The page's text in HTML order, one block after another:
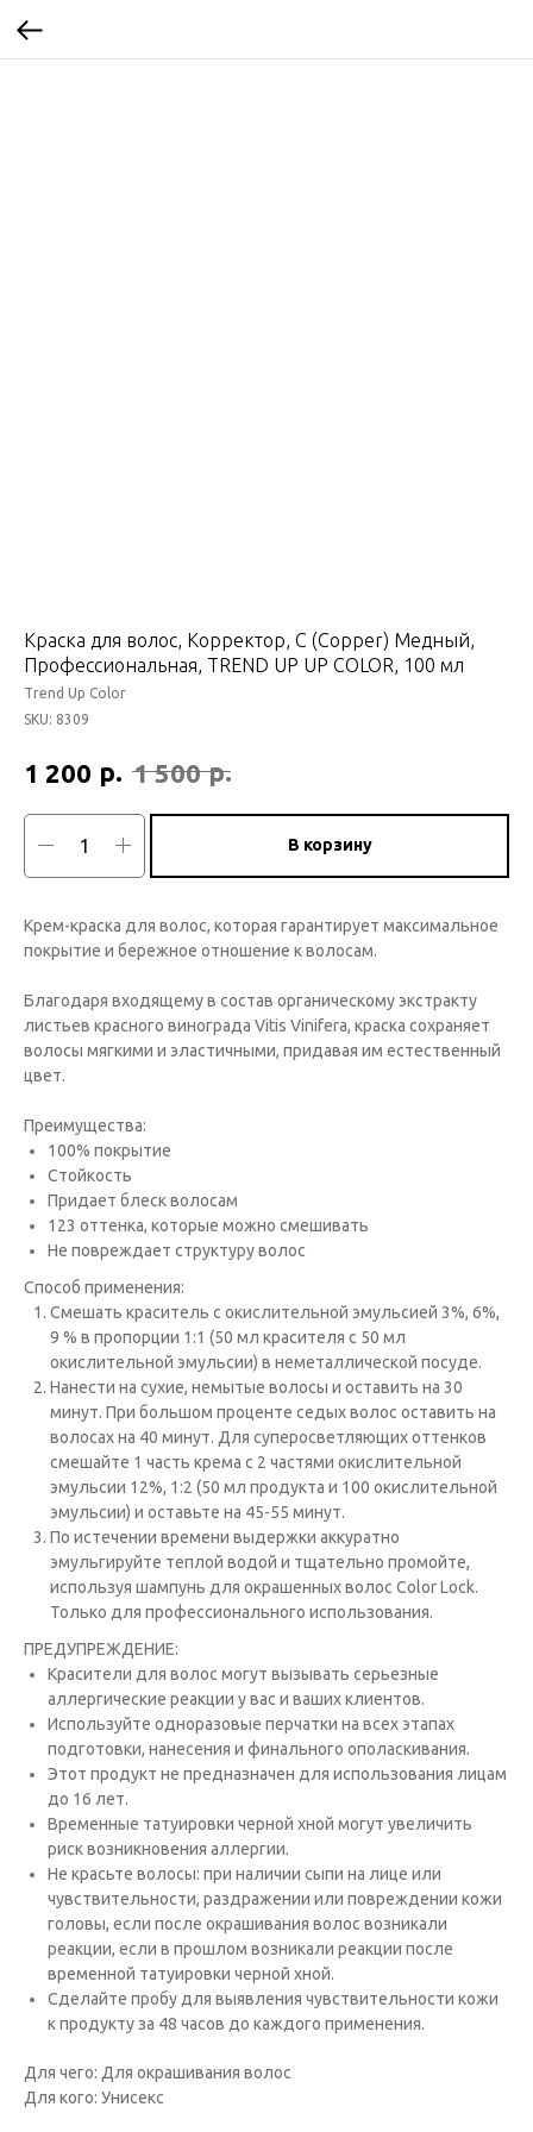
Краска для волос, Корректор, C (Copper) Медный,
Профессиональная, TREND UP UP COLOR, 100 мл
Trend Up Color
SKU: 8309
1 200 р. 1 500 р.
В корзину
Крем-краска для волос, которая гарантирует максимальное
покрытие и бережное отношение к волосам.
Благодаря входящему в состав органическому экстракту
листьев красного винограда Vitis Vinifera, краска сохраняет
волосы мягкими и эластичными, придавая им естественный
цвет.
Преимущества:
100% покрытие
Стойкость
Придает блеск волосам
123 оттенка, которые можно смешивать
Не повреждает структуру волос
Способ применения:
Cмешать краситель с окислительной эмульсией 3%, 6%,
9 % в пропорции 1:1 (50 мл красителя с 50 мл
окислительной эмульсии) в неметаллической посуде.
Нанести на сухие, немытые волосы и оставить на 30
минут. При большом проценте седых волос оставить на
волосах на 40 минут. Для суперосветляющих оттенков
смешайте 1 часть крема с 2 частями окислительной
эмульсии 12%, 1:2 (50 мл продукта и 100 окислительной
эмульсии) и оставьте на 45-55 минут.
По истечении времени выдержки аккуратно
эмульгируйте теплой водой и тщательно промойте,
используя шампунь для окрашенных волос Color Lock.
Только для профессионального использования.
ПРЕДУПРЕЖДЕНИЕ:
Красители для волос могут вызывать серьезные
аллергические реакции у вас и ваших клиентов.
Исполь­зуйте одноразовые перчатки на всех этапах
подготовки, нанесения и финального ополаскивания.
Этот продукт не предназна­чен для использования лицам
до 16 лет.
Временные татуировки черной хной могут увеличить
риск возникновения аллергии.
Не красьте волосы: при наличии сыпи на лице или
чувствительности, раздражении или повреждении кожи
головы, если после окрашивания волос возникали
реакции, если в прошлом возникали реакции после
временной татуировки черной хной.
Сде­лайте пробу для выявления чувствительности кожи
к продукту за 48 часов до каждого применения.
Для чего: Для окрашивания волос
Для кого: Унисекс